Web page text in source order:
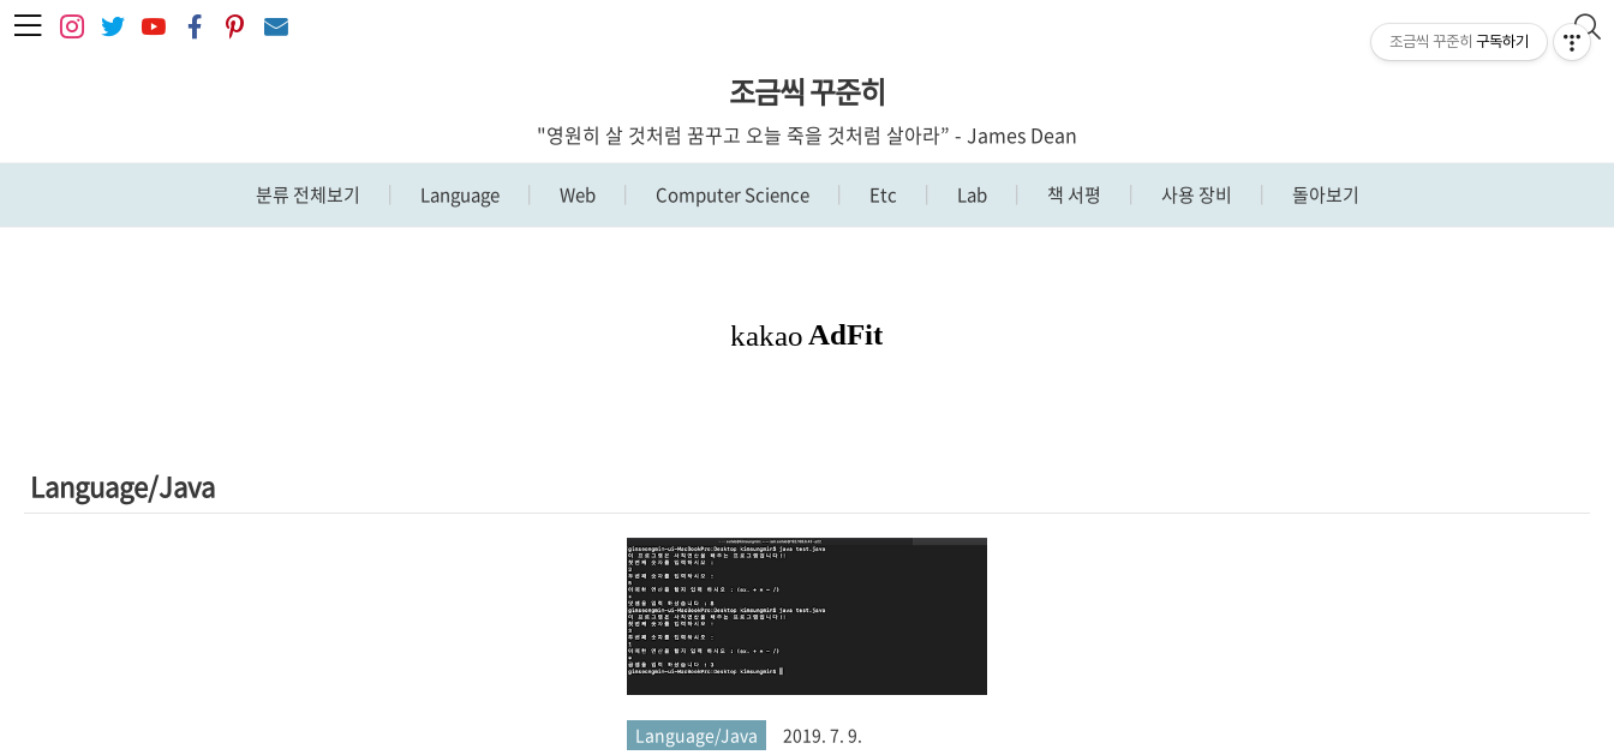
본문 바로가기
조금씩 꾸준히
"영원히 살 것처럼 꿈꾸고 오늘 죽을 것처럼 살아라” - James Dean
분류 전체보기 Language Web Computer Science Etc Lab 책 서평 사용 장비 돌아보기
Language/Java
Language/Java 2019. 7. 9.
조금씩 꾸준히 구독하기